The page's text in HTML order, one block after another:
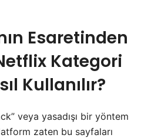
Esaretinden
Kategori
Kullanılır?
veya yasadışı bir yöntem
zaten bu sayfaları